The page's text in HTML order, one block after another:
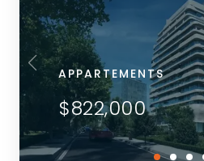
APPARTEMENTS
$822,000